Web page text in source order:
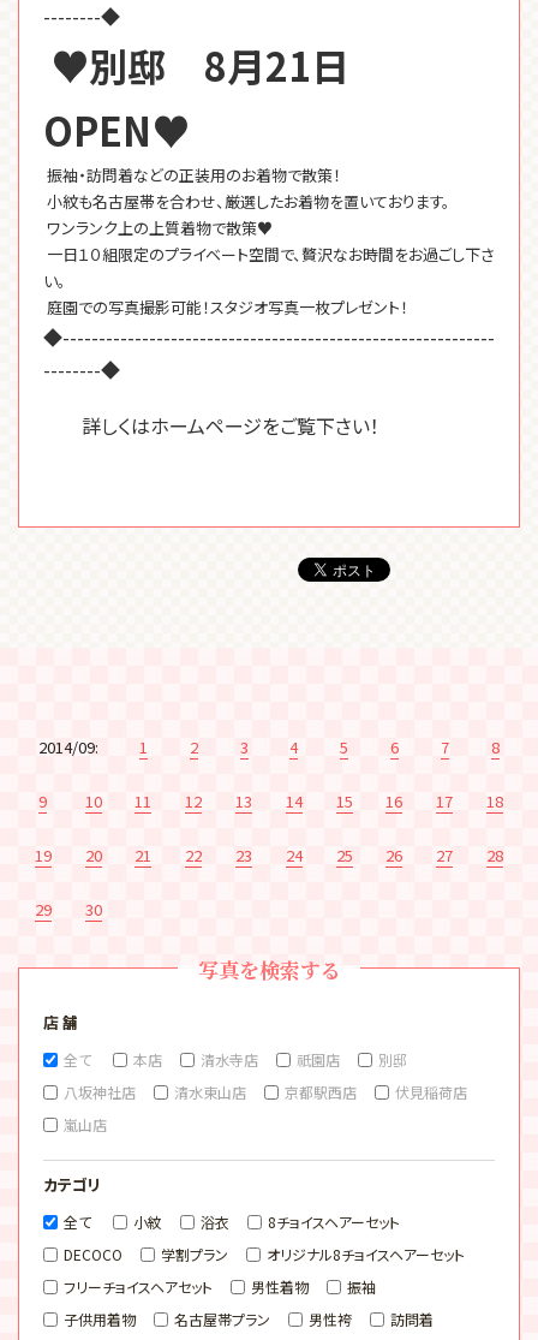
--------◆
♥別邸 8月21日
OPEN♥
振袖・訪問着などの正装用のお着物で散策！
小紋も名古屋帯を合わせ、厳選したお着物を置いております。
ワンランク上の上質着物で散策♥
一日１０組限定のプライベート空間で、贅沢なお時間をお過ごし下さ
い。
庭園での写真撮影可能！スタジオ写真一枚プレゼント！
◆------------------------------------------------------------
--------◆
詳しくはホームページをご覧下さい！
2014/09: 1 2 3 4 5 6 7 8
9 10 11 12 13 14 15 16 17 18
19 20 21 22 23 24 25 26 27 28
29 30
写真を検索する
店 舗
全て 本店 清水寺店 祇園店
別邸
八坂神社店
清水東山店 京都駅西店
伏見稲荷店
嵐山店
カテゴリ
全て 小紋 浴衣
8チョイスヘアーセット
DECOCO
学割プラン
オリジナル8チョイスヘアーセット
フリーチョイスヘアセット
男性着物
振袖
子供用着物
名古屋帯プラン 男性袴
訪問着